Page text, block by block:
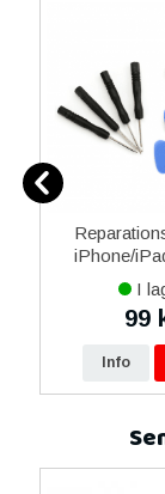
iPhone/
I
99
Info